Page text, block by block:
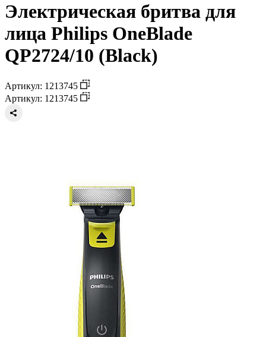
Электрическая бритва для
лица Philips OneBlade
QP2724/10 (Black)
Артикул: 1213745
Артикул: 1213745